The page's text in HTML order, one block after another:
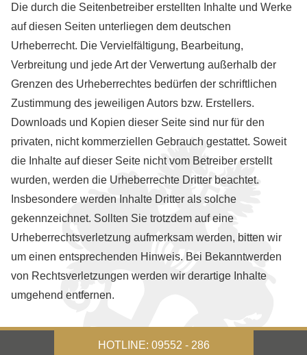
Die durch die Seitenbetreiber erstellten Inhalte und Werke
auf diesen Seiten unterliegen dem deutschen
Urheberrecht. Die Vervielfältigung, Bearbeitung,
Verbreitung und jede Art der Verwertung außerhalb der
Grenzen des Urheberrechtes bedürfen der schriftlichen
Zustimmung des jeweiligen Autors bzw. Erstellers.
Downloads und Kopien dieser Seite sind nur für den
privaten, nicht kommerziellen Gebrauch gestattet. Soweit
die Inhalte auf dieser Seite nicht vom Betreiber erstellt
wurden, werden die Urheberrechte Dritter beachtet.
Insbesondere werden Inhalte Dritter als solche
gekennzeichnet. Sollten Sie trotzdem auf eine
Urheberrechtsverletzung aufmerksam werden, bitten wir
um einen entsprechenden Hinweis. Bei Bekanntwerden
von Rechtsverletzungen werden wir derartige Inhalte
umgehend entfernen.
HOTLINE: 09552 - 286